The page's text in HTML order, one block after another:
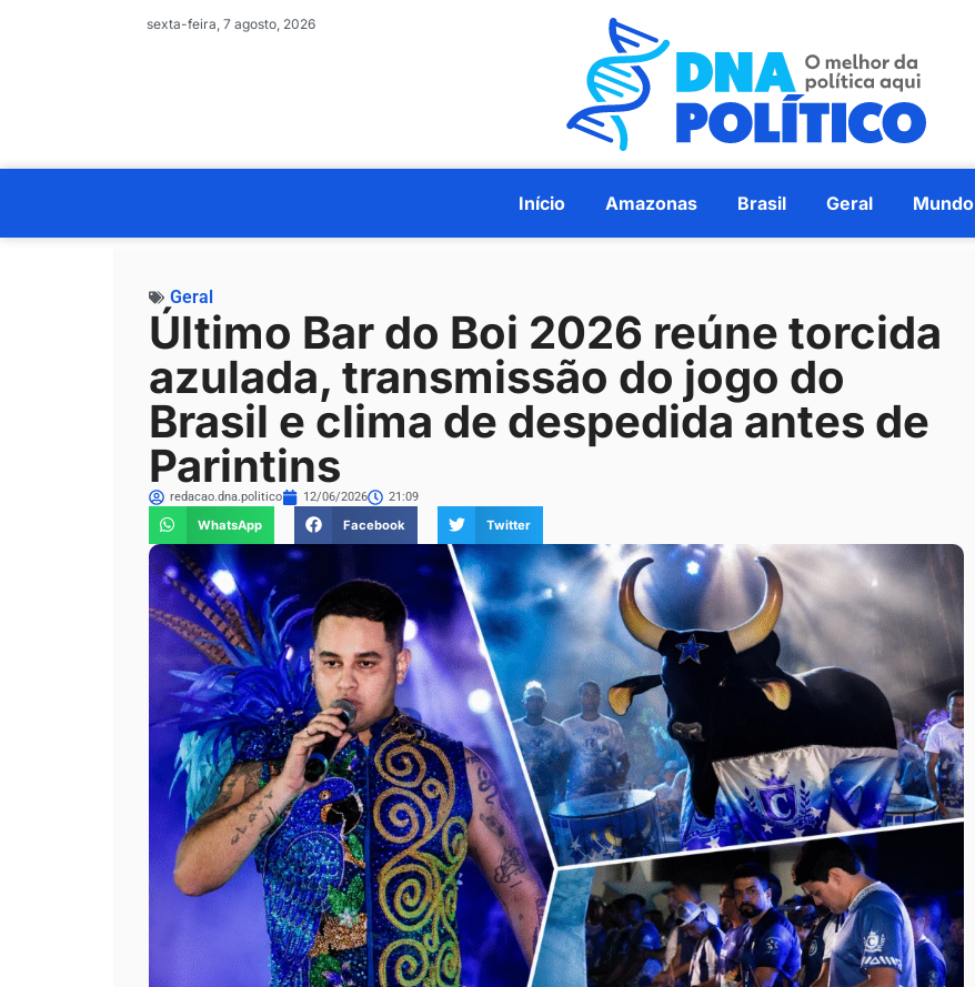
sexta-feira, 7 agosto, 2026
Início Amazonas Brasil Geral Mundo
Geral
Último Bar do Boi 2026 reúne torcida
azulada, transmissão do jogo do
Brasil e clima de despedida antes de
Parintins
redacao.dna.politico 12/06/2026 21:09
WhatsApp Facebook Twitter